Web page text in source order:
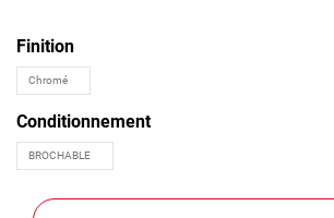
Finition
Conditionnement